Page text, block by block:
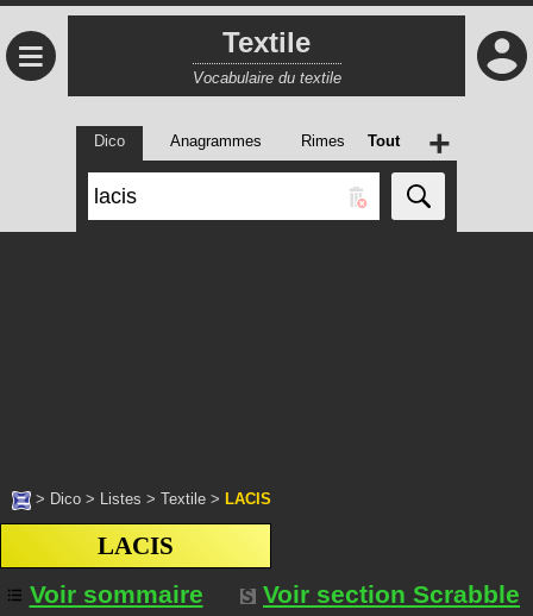
≡ Textile
Vocabulaire du textile
Dico Anagrammes Rimes Tout +
> Dico > Listes > Textile > LACIS
LACIS
Voir sommaire
Voir section Scrabble